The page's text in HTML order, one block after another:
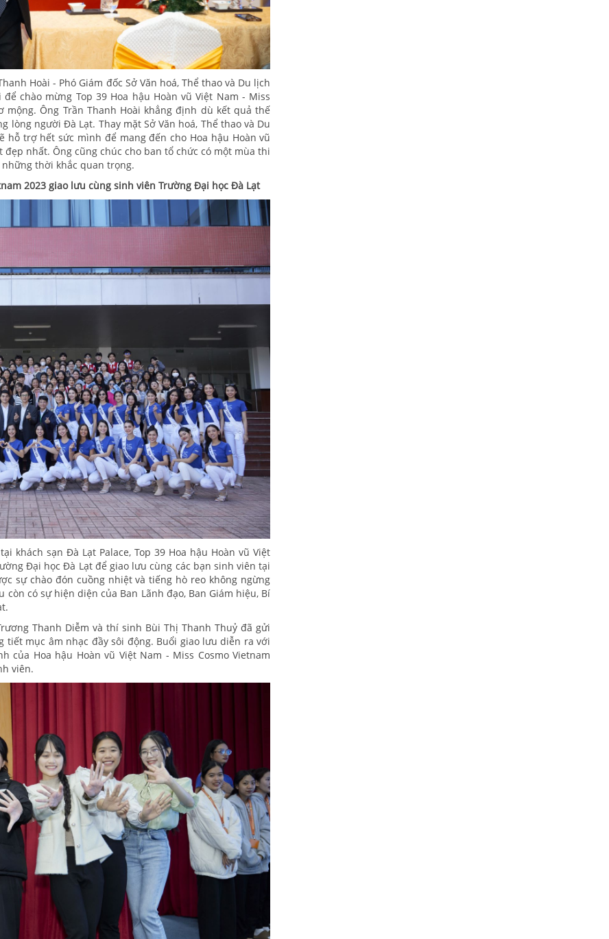
Hoài - Phó Giám đốc Sở Văn hoá, Thể thao và Du lịch
chào mừng Top 39 Hoa hậu Hoàn vũ Việt Nam - Miss
mộng. Ông Trần Thanh Hoài khẳng định dù kết quả thế
lòng người Đà Lạt. Thay mặt Sở Văn hoá, Thể thao và Du
hỗ trợ hết sức mình để mang đến cho Hoa hậu Hoàn vũ
nhất. Ông cũng chúc cho ban tổ chức có một mùa thi
thời khắc quan trọng.
2023 giao lưu cùng sinh viên Trường Đại học Đà Lạt
khách sạn Đà Lạt Palace, Top 39 Hoa hậu Hoàn vũ Việt
Đại học Đà Lạt để giao lưu cùng các bạn sinh viên tại
sự chào đón cuồng nhiệt và tiếng hò reo không ngừng
có sự hiện diện của Ban Lãnh đạo, Ban Giám hiệu, Bí
Thanh Diễm và thí sinh Bùi Thị Thanh Thuỷ đã gửi
mục âm nhạc đầy sôi động. Buổi giao lưu diễn ra với
Hoa hậu Hoàn vũ Việt Nam - Miss Cosmo Vietnam
viên.